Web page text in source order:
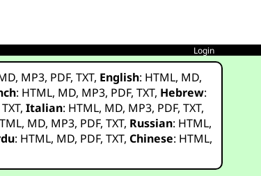
Login
, MP3, PDF,TXT, English: HTML, MD,
: HTML, MD, MP3, PDF,TXT, Hebrew:
TXT,Italian: HTML, MD, MP3, PDF,TXT,
, MD, MP3, PDF,TXT, Russian: HTML,
: HTML, MD, PDF,TXT,Chinese: HTML,